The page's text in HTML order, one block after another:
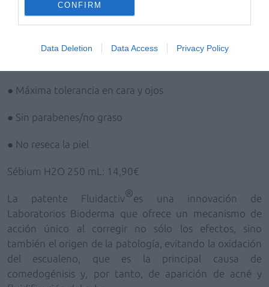
CONFIRM
Data Deletion Data Access Privacy Policy
● Máxima tolerancia en cara y ojos
● Sin parabenes/no graso
● No reseca la piel
Sébium H2O 250 mL: 14,90€
La patente Fluidactiv®es una innovación de
Laboratorios Bioderma
que ofrece un mecanismo de
acción único al corregir no sólo los efectos, sino
también el origen de la patología, evitando la oxidación
del escualeno, que es la principal causa de
comedogénisis y, por tanto, de aparición de acné y